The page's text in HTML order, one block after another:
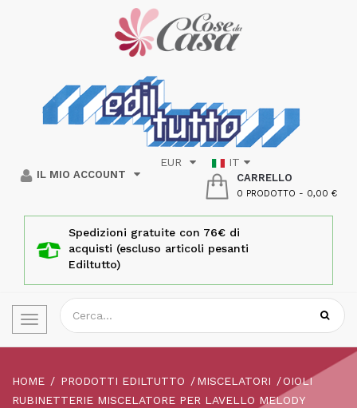
IL MIO ACCOUNT
EUR IT
CARRELLO
0 PRODOTTO - 0,00 €
Spedizioni gratuite con 76€ di
acquisti (escluso articoli pesanti
Ediltutto)
Toggle
navigation
HOME PRODOTTI EDILTUTTO MISCELATORI
OIOLI
RUBINETTERIE MISCELATORE PER LAVELLO MELODY